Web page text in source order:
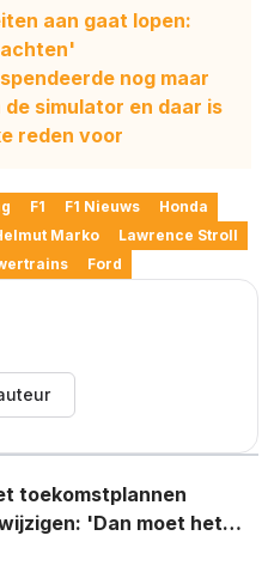
aan gaat lopen:
nog maar
simulator en daar is
reden voor
F1 F1 Nieuws
Honda
Marko
Lawrence Stroll
Ford
toekomstplannen
'Dan moet het
uitpakken'